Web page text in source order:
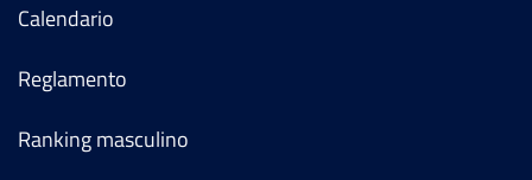
Calendario
Reglamento
Ranking masculino